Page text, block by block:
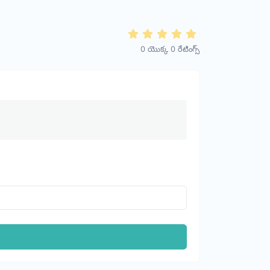
0 యొక్క 0 రేటింగ్స్